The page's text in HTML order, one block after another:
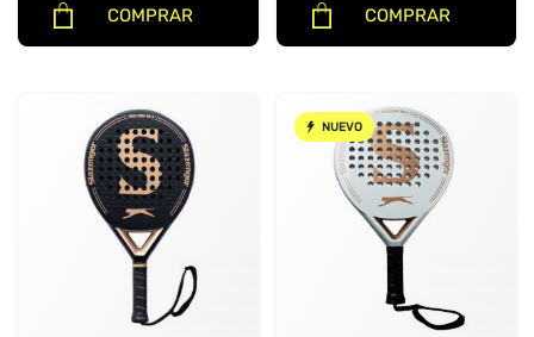
COMPRAR COMPRAR
NUEVO